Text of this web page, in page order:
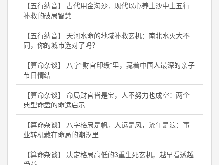
【五行纳音】 古代用金淘沙，现代以心养土沙中土五行
补救的破局智慧
【五行纳音】 天河水命的地域补救玄机：南北水火大不
同，你的城市选对了吗？
【算命杂谈】 八字“财官印绶”里，藏着中国人最深的亲子
节日情结
【算命杂谈】 命局财官皆是宝，人不努力也成空：两个
典型命盘的命运启示
【算命杂谈】 八字格局是帆，大运是风，流年是浪：事
业转机藏在命局的潮汐里
【算命杂谈】 决定格局高低的3重生死玄机，越早看透越